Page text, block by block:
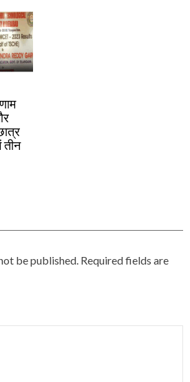
तीन
be published. Required fields are